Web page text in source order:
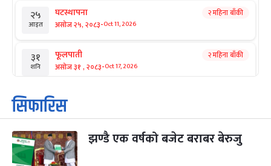
२५
आइत
घटस्थापना
असोज २५, २०८३-Oct 11, 2026
२ महिना बाँकी
३१
शनि
फूलपाती
असोज ३१ , २०८३-Oct 17, 2026
२ महिना बाँकी
१
आइत
कार्तिक सङ्क्रान्ति
कार्तिक १, २०८३
३
मंगल
महानवमी
कार्तिक ३, २०८३
२ महिना बाँकी
सिफारिस
झण्डै एक वर्षको बजेट बराबर बेरुजु